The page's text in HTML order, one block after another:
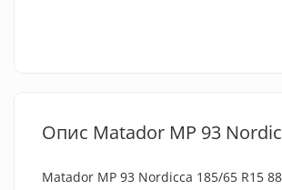
Опис Matador MP 93
Matador MP 93 Nordicca 185/65 R15